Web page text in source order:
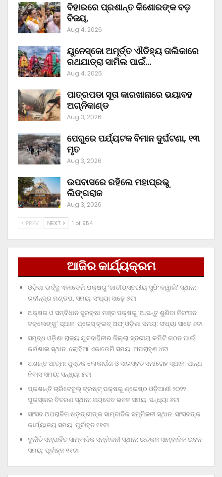
ବିହାରରେ ପ୍ରଶାନ୍ତ କିଶୋରଙ୍କ ବଡ଼
ବିଜୟ,
Aug 4, 2026
ୟୁନେସ୍କୋ ଅମୂର୍ତ୍ତ ଐତିହ୍ୟ ତାଲିକାରେ
ରଥଯାତ୍ରା ସାମିଲ ପାଇଁ…
Aug 4, 2026
ପାତ୍ରପଡା ସୂତା କାରଖାନାରେ ଭୟାବହ
ଅଗ୍ନିକାଣ୍ଡ
Aug 3, 2026
ପେରୁରେ ପର୍ଯ୍ୟଟକ ବିମାନ ଦୁର୍ଘଟଣା, ୧୩
ମୃତ
Aug 3, 2026
ଉପବାସରେ ରହିଲେ ମହାପ୍ରଭୁ
ଲିଙ୍ଗରାଜ
Aug 3, 2026
PREV NEXT 1 of 954
ଆଜିର କାର୍ଯ୍ୟକ୍ରମ
ଓଡ଼ିଶା ଊର୍ଦ୍ଦୁ ଏକାଡେମି ପକ୍ଷରୁ ‘ଜାତୀୟସ୍ତରୀୟ ସୁଫି କୱାଲି’ ସ୍ଥାନ:
ରବୀନ୍ଦ୍ର ମଣ୍ଡପ, ସମୟ: ସଂଧ୍ୟା ସାଢ଼େ ୬ଟା
ଅକ୍ଷର ଓ ସମ୍ବିଧାନ ସୁରକ୍ଷା ମଞ୍ଚ ପକ୍ଷରୁ ‘ଆସନ୍ତୁ ଶୁଣିବା ନିରଂଜନ
ଟକ୍‌ଲେଙ୍କୁ’ ସ୍ଥାନ: ପ୍ରେସ୍‌ କ୍ଲବ୍‌ ଅଫ୍‌ ଓଡ଼ିଶା ସମୟ: ସଂଧ୍ୟା ସାଢ଼େ ୬ଟା
ସମୃଦ୍ଧ ଓଡ଼ିଶା ରାଜ୍ୟ ଯୁବବାହିନୀର ଜିଲ୍ଲା ସ୍ତରୀୟ କମିଟି ଗଠନ ପାଇଁ
କର୍ମଶାଳା ସ୍ଥାନ: ଲୋହିଆ ଏକାଡେମି ସମୟ: ଅପରାହ୍‌ଣ ୪ଟା
ଅଶାନ୍ତ ଆତ୍ମା ପୁସ୍ତକ ଲୋକାର୍ପଣ ଓ ସାରସ୍ବତ ସମାରୋହ ସ୍ଥାନ: ପାନ୍ଥ
ନିବାସ ସମୟ: ସନ୍ଧ୍ୟା ୫ଟା
ପ୍ରଶାନ୍ତି ଚାରିଟେବୁଲ୍‌ ଟ୍ରଷ୍ଟ୍‌ ପକ୍ଷରୁ ଶ୍ରେଷ୍ଠ ଓଡ଼ିଆଣୀ ୨୦୨୨
ପୁରସ୍କାର ବିତରଣ ସ୍ଥାନ: ଜୟଦେବ ଭବନ ସମୟ: ସନ୍ଧ୍ୟା ୬ଟା
ସାଂସଦ ଅପରାଜିତା ଷଡ଼ଙ୍ଗୀଙ୍କ ସାମ୍ବାଦିକ ସମ୍ମିଳନୀ ସ୍ଥାନ: ସାଂସଦଙ୍କ
କାର୍ଯ୍ୟାଳୟ ସମୟ: ପୂର୍ବାହ୍ନ ୧୧ଟା
ଦୁର୍ନୀତି ସମ୍ପର୍କିତ ସାମ୍ବାଦିକ ସମ୍ମିଳନୀ ସ୍ଥାନ: ଉତ୍କଳ ସାମ୍ବାଦିକ ଭବନ
ସମୟ: ପୂର୍ବାହ୍ନ ୧୧ଟା